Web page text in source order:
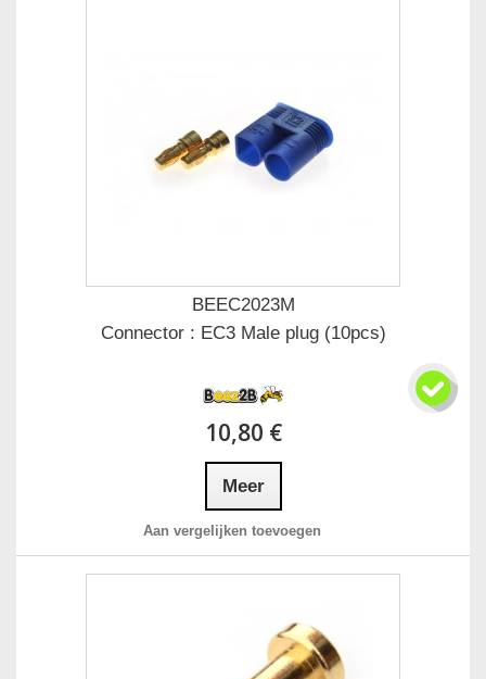
BEEC2023M
Connector : EC3 Male plug (10pcs)
10,80 €
Meer
Aan vergelijken toevoegen